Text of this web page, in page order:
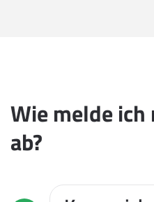
Wie melde ich
ab?